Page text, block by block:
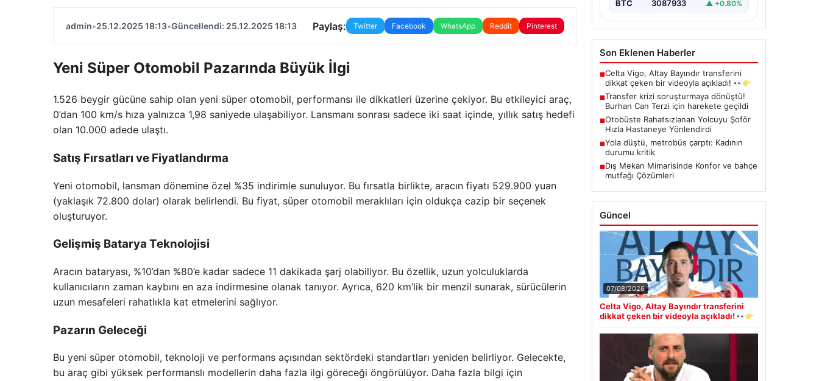
admin•25.12.2025 18:13•Güncellendi: 25.12.2025 18:13 Paylaş: Twitter Facebook WhatsApp Reddit Pinterest
Yeni Süper Otomobil Pazarında Büyük İlgi
1.526 beygir gücüne sahip olan yeni süper otomobil, performansı ile dikkatleri üzerine çekiyor. Bu etkileyici araç,
0’dan 100 km/s hıza yalnızca 1,98 saniyede ulaşabiliyor. Lansmanı sonrası sadece iki saat içinde, yıllık satış hedefi
olan 10.000 adede ulaştı.
Satış Fırsatları ve Fiyatlandırma
Yeni otomobil, lansman dönemine özel %35 indirimle sunuluyor. Bu fırsatla birlikte, aracın fiyatı 529.900 yuan
(yaklaşık 72.800 dolar) olarak belirlendi. Bu fiyat, süper otomobil meraklıları için oldukça cazip bir seçenek
oluşturuyor.
Gelişmiş Batarya Teknolojisi
Aracın bataryası, %10’dan %80’e kadar sadece 11 dakikada şarj olabiliyor. Bu özellik, uzun yolculuklarda
kullanıcıların zaman kaybını en aza indirmesine olanak tanıyor. Ayrıca, 620 km’lik bir menzil sunarak, sürücülerin
uzun mesafeleri rahatlıkla kat etmelerini sağlıyor.
Pazarın Geleceği
Bu yeni süper otomobil, teknoloji ve performans açısından sektördeki standartları yeniden belirliyor. Gelecekte,
bu araç gibi yüksek performanslı modellerin daha fazla ilgi göreceği öngörülüyor. Daha fazla bilgi için
BTC 3087933 ▲ +0.80%
Son Eklenen Haberler
■Celta Vigo, Altay Bayındır transferini
dikkat çeken bir videoyla açıkladı!
■Transfer krizi soruşturmaya dönüştü!
Burhan Can Terzi için harekete geçildi
■Otobüste Rahatsızlanan Yolcuyu Şoför
Hızla Hastaneye Yönlendirdi
■Yola düştü, metrobüs çarptı: Kadının
durumu kritik
■Dış Mekan Mimarisinde Konfor ve bahçe
mutfağı Çözümleri
Güncel
07/08/2026
Celta Vigo, Altay Bayındır transferini
dikkat çeken bir videoyla açıkladı!